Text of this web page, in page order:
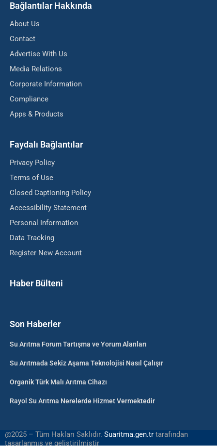
Bağlantılar Hakkında
About Us
Contact
Advertise With Us
Media Relations
Corporate Information
Compliance
Apps & Products
Faydalı Bağlantılar
Privacy Policy
Terms of Use
Closed Captioning Policy
Accessibility Statement
Personal Information
Data Tracking
Register New Account
Haber Bülteni
Son Haberler
Su Arıtma Forum Tartışma ve Yorum Alanları
Su Arıtmada Sekiz Aşama Teknolojisi Nasıl Çalışır
Organik Türk Malı Arıtma Cihazı
Rayol Su Arıtma Nerelerde Hizmet Vermektedir
@2025 – Tüm Hakları Saklıdır. Suaritma.gen.tr tarafından
tasarlanmış ve geliştirilmiştir